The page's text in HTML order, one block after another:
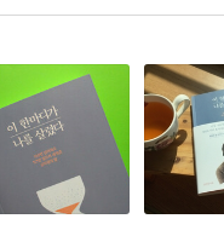
커지는 걸 느낄 수 있을 거
을 보는 사람들은 대부
력한다. 삶에 소홀한 사
미경을 움직인다. 때로는
람들은 김미경의 콘텐츠
이 한마디가 나를 살렸